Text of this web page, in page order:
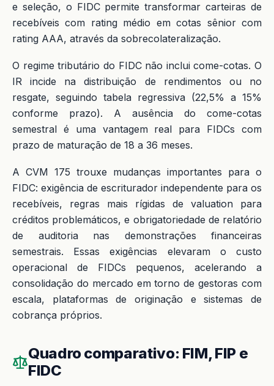
e seleção, o FIDC permite transformar carteiras de
recebíveis com rating médio em cotas sênior com
rating AAA, através da sobrecolateralização.
O regime tributário do FIDC não inclui come-cotas. O
IR incide na distribuição de rendimentos ou no
resgate, seguindo tabela regressiva (22,5% a 15%
conforme prazo). A ausência do come-cotas
semestral é uma vantagem real para FIDCs com
prazo de maturação de 18 a 36 meses.
A CVM 175 trouxe mudanças importantes para o
FIDC: exigência de escriturador independente para os
recebíveis, regras mais rígidas de valuation para
créditos problemáticos, e obrigatoriedade de relatório
de auditoria nas demonstrações financeiras
semestrais. Essas exigências elevaram o custo
operacional de FIDCs pequenos, acelerando a
consolidação do mercado em torno de gestoras com
escala, plataformas de originação e sistemas de
cobrança próprios.
Quadro comparativo: FIM, FIP e
FIDC